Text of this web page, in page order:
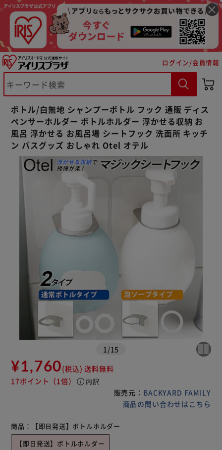
ログイン/会員情報
ボトル/白無地 シャンプーボトル フック 通販 ディス
ペンサーホルダー ボトルホルダー 浮かせる収納 お
風呂 浮かせる お風呂場 シートフック 洗面所 キッチ
ン バスグッズ おしゃれ Otel オテル
1 /15
¥1,760(税込) 送料無料
17ポイント （1倍） info 内訳
販売元： BACKYARD FAMILY
商品の問い合わせはこちら
商品：
【即日発送】ボトルホルダー
【即日発送】ボトルホルダー
※ご確認ください
カートに入れる 購入手続きへ